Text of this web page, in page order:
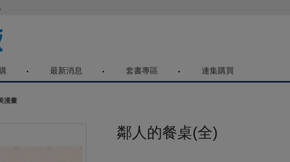
要被騙了！請各位喜歡青文購物網的朋友們，提高警覺！
最新消息 套書專區 連集購買
漫畫
鄰人的餐桌(全)